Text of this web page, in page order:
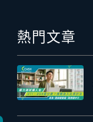
熱門文章